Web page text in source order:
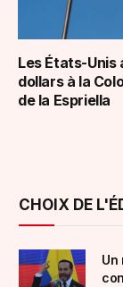
Les États-Unis
dollars à la
de la Espriella
CHOIX DE
Un